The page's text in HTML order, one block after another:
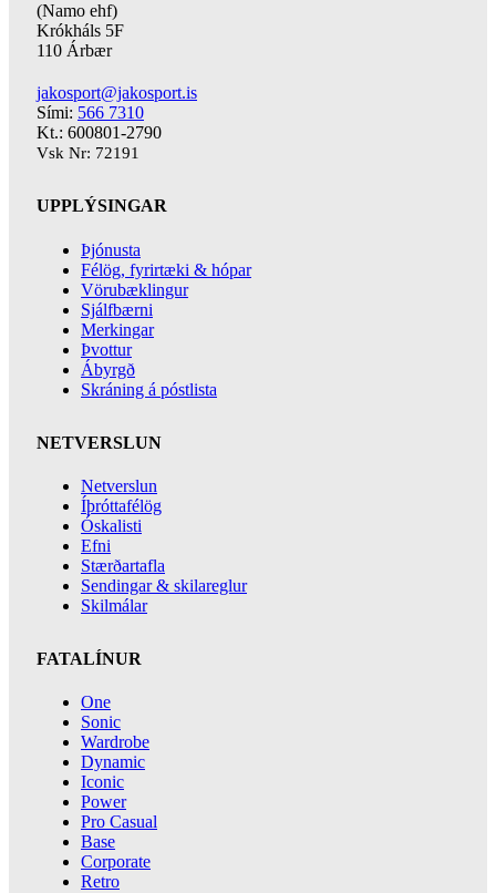
(Namo ehf)
Krókháls 5F
110 Árbær
jakosport@jakosport.is
Sími: 566 7310
Kt.: 600801-2790
Vsk Nr: 72191
UPPLÝSINGAR
Þjónusta
Félög, fyrirtæki & hópar
Vörubæklingur
Sjálfbærni
Merkingar
Þvottur
Ábyrgð
Skráning á póstlista
NETVERSLUN
Netverslun
Íþróttafélög
Óskalisti
Efni
Stærðartafla
Sendingar & skilareglur
Skilmálar
FATALÍNUR
One
Sonic
Wardrobe
Dynamic
Iconic
Power
Pro Casual
Base
Corporate
Retro